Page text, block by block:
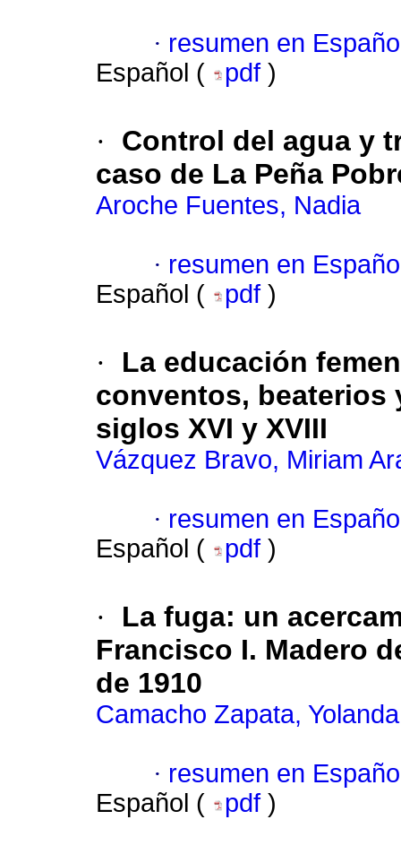
· resumen en
Español (
pdf )
·
Control del agua y
caso de La Peña
Aroche Fuentes, Nadia
· resumen en
Español (
pdf )
·
La educación
conventos, beaterios
siglos XVI y XVIII
Vázquez Bravo, Miriam
· resumen en
Español (
pdf )
·
La fuga: un
Francisco I. Madero
de 1910
Camacho Zapata,
· resumen en
Español (
pdf )